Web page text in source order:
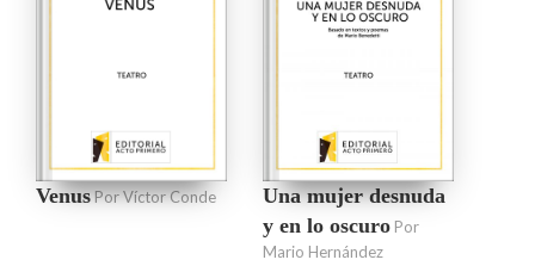
VenusPor Víctor Conde
Una mujer desnuda
y en lo oscuro Por
Mario Hernández